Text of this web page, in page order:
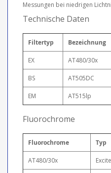
Messungen bei niedrigen
Technische Daten
Filtertyp Bezeichnung
EX AT480/30x
BS AT505DC
EM AT515lp
Fluorochrome
Fluorochrome Typ
AT480/30x